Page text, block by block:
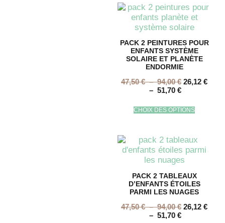
PACK 2 PEINTURES POUR
ENFANTS SYSTÈME
SOLAIRE ET PLANÈTE
ENDORMIE
47,50€ – 94,00€ 26,12 €
– 51,70 €
CHOIX DES OPTIONS
PACK 2 TABLEAUX
D’ENFANTS ÉTOILES
PARMI LES NUAGES
47,50€ – 94,00€ 26,12 €
– 51,70 €